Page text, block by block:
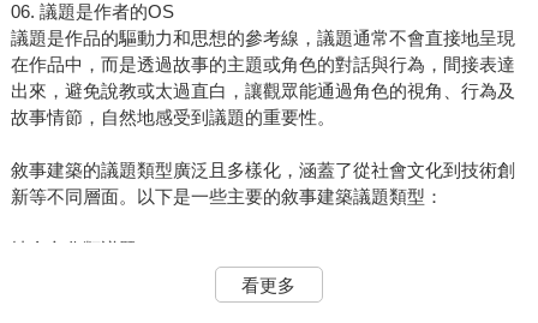
06. 議題是作者的OS
議題是作品的驅動力和思想的參考線，議題通常不會直接地呈現
在作品中，而是透過故事的主題或角色的對話與行為，間接表達
出來，避免說教或太過直白，讓觀眾能通過角色的視角、行為及
故事情節，自然地感受到議題的重要性。
敘事建築的議題類型廣泛且多樣化，涵蓋了從社會文化到技術創
新等不同層面。以下是一些主要的敘事建築議題類型：
社會文化類議題
歷史與記憶：建築如何傳遞情感講述一段歷史，成為文化記憶的
載體。例如：華盛頓的越戰紀念碑、台北的自由廣場等紀念性建
看更多